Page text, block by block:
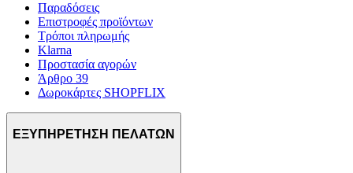
Παραδόσεις
Επιστροφές προϊόντων
Τρόποι πληρωμής
Klarna
Προστασία αγορών
Άρθρο 39
Δωροκάρτες SHOPFLIX
ΕΞΥΠΗΡΕΤΗΣΗ ΠΕΛΑΤΩΝ